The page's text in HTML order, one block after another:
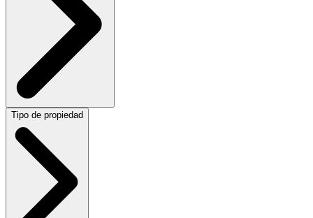
Tipo de propiedad